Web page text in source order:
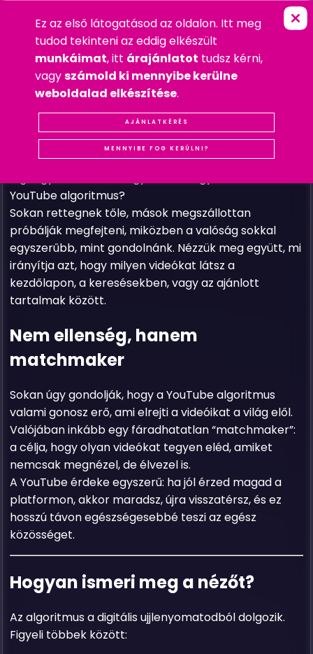
Z IGAZSÁG A YOU B AL
GYAKRAN FELTETT KÉRDÉSEK
2025. AUGUSZTUS 30. SZOMBAT
GYAKRAN FELTETT KÉRDÉSEK
#MARKETING
videómegosztó oldal, hanem a világ egyik
legnagyobb szórakoztató és tudásmegosztó
platformja. Mégis: minden kis alkotó egyik
YouTube algoritmus?
Sokan rettegnek tőle, mások megszállottan
próbálják megfejteni, miközben a valóság sokkal
egyszerűbb, mint gondolnánk. Nézzük meg együtt, mi
irányítja azt, hogy milyen videókat látsz a
kezdőlapon, a keresésekben, vagy az ajánlott
tartalmak között.
Nem ellenség, hanem
matchmaker
Sokan úgy gondolják, hogy a YouTube algoritmus
valami gonosz erő, ami elrejti a videóikat a világ elől.
Valójában inkább egy fáradhatatlan “matchmaker”:
a célja, hogy olyan videókat tegyen eléd, amiket
nemcsak megnézel, de élvezel is.
A YouTube érdeke egyszerű: ha jól érzed magad a
platformon, akkor maradsz, újra visszatérsz, és ez
hosszú távon egészségesebbé teszi az egész
közösséget.
Hogyan ismeri meg a nézőt?
Az algoritmus a digitális ujjlenyomatodból dolgozik.
Figyeli többek között:
Ez az első látogatásod az oldalon. Itt meg
tudod tekinteni az eddig elkészült
munkáimat, itt árajánlatot tudsz kérni,
vagyszámold ki mennyibe kerülne
weboldalad elkészítése.
AJÁNLATKÉRÉS
MENNYIBE FOG KERÜLNI?